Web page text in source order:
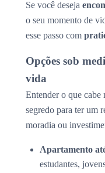
Se você deseja
o seu momento de
esse passo com
Opções sob
vida
Entender o que cabe
segredo para ter um
moradia ou
Apartamento
estudantes,